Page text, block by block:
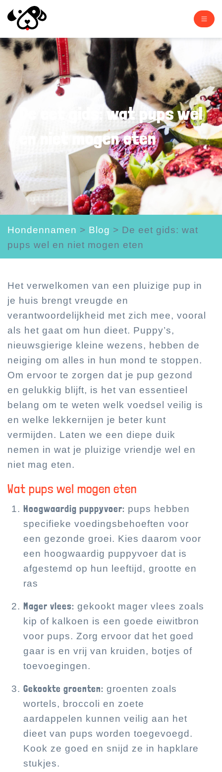
De eet gids: wat pups wel
en niet mogen eten
Hondennamen > Blog > De eet gids: wat
pups wel en niet mogen eten
Het verwelkomen van een pluizige pup in
je huis brengt vreugde en
verantwoordelijkheid met zich mee, vooral
als het gaat om hun dieet. Puppy’s,
nieuwsgierige kleine wezens, hebben de
neiging om alles in hun mond te stoppen.
Om ervoor te zorgen dat je pup gezond
en gelukkig blijft, is het van essentieel
belang om te weten welk voedsel veilig is
en welke lekkernijen je beter kunt
vermijden. Laten we een diepe duik
nemen in wat je pluizige vriendje wel en
niet mag eten.
Wat pups wel mogen eten
Hoogwaardig puppyvoer: pups hebben
specifieke voedingsbehoeften voor
een gezonde groei. Kies daarom voor
een hoogwaardig puppyvoer dat is
afgestemd op hun leeftijd, grootte en
ras
Mager vlees: gekookt mager vlees zoals
kip of kalkoen is een goede eiwitbron
voor pups. Zorg ervoor dat het goed
gaar is en vrij van kruiden, botjes of
toevoegingen.
Gekookte groenten: groenten zoals
wortels, broccoli en zoete
aardappelen kunnen veilig aan het
dieet van pups worden toegevoegd.
Kook ze goed en snijd ze in hapklare
stukjes.